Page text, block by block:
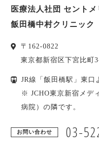
医療法人社団 セントメ
飯田橋中村クリニック
〒 162-0822
東京都新宿区下宮比町
JR線「飯田橋駅」東口
※ JCHO東京新宿メデ
病院）の隣です。
お問い合わせ 03-